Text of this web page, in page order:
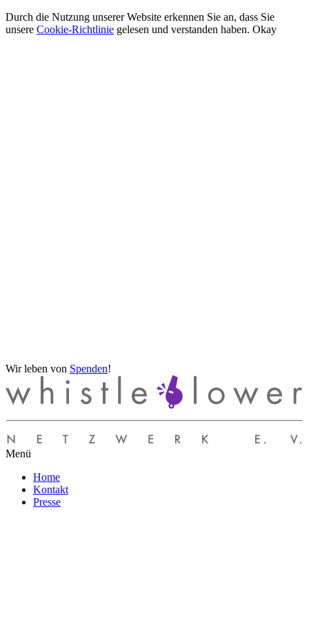
Durch die Nutzung unserer Website erkennen Sie an, dass Sie
unsere Cookie-Richtlinie gelesen und verstanden haben. Okay
Wir leben von Spenden!
Menü
Home
Kontakt
Presse